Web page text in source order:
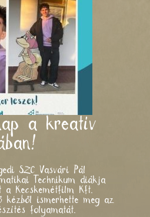
a kreatív
SZC Vasvári Pál
Technikum diákja
a Kecskemétfilm Kft.
kézből ismerhette meg az
folyamatát.